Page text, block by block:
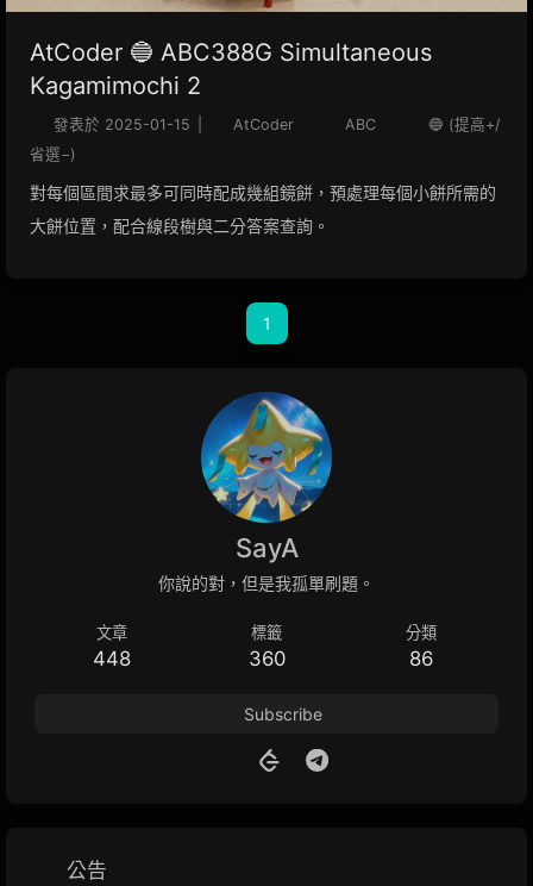
AtCoder 🔵 ABC388G Simultaneous
Kagamimochi 2
發表於 2025-01-15 AtCoder ABC
🔵 (提高+/
省選−)
對每個區間求最多可同時配成幾組鏡餅，預處理每個小餅所需的
大餅位置，配合線段樹與二分答案查詢。
1
SayA
你說的對，但是我孤單刷題。
文章
448
標籤
360
分類
86
Subscribe
公告